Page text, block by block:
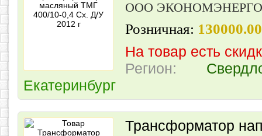
ООО ЭКОНОМЭНЕРГО
Розничная:
На товар есть
Регион:
Екатеринбург
Трансформатор